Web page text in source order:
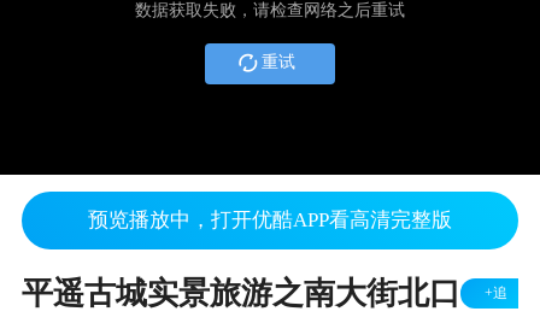
数据获取失败，请检查网络之后重试
重试
预览播放中，打开优酷APP看高清完整版
平遥古城实景旅游之南大街北口 +追